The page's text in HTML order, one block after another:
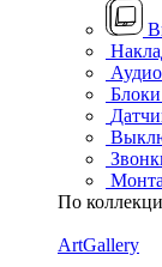
По
ArtGallery